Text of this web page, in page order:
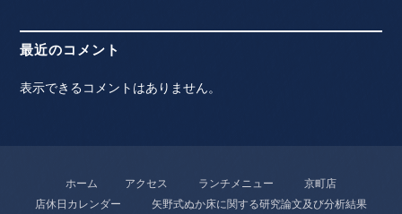
最近のコメント
表示できるコメントはありません。
ホーム アクセス ランチメニュー
京町店
店休日カレンダー
矢野式ぬか床に関する研究論文及び分析結果